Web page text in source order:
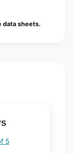
data sheets.
5